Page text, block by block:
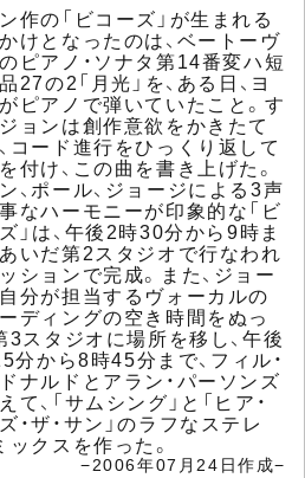
作の「ビコーズ」が生まれる
けとなったのは、ベートーヴ
ピアノ・ソナタ第14番変ハ短
27の2「月光」を、ある日、ヨ
ピアノで弾いていたこと。す
ョンは創作意欲をかきたて
コード進行をひっくり返して
付け、この曲を書き上げた。
、ポール、ジョージによる3声
なハーモニーが印象的な「ビ
」は、午後2時30分から9時ま
いだ第2スタジオで行なわれ
ションで完成。また、ジョー
分が担当するヴォーカルの
ディングの空き時間をぬっ
3スタジオに場所を移し、午後
分から8時45分まで、フィル・
ナルドとアラン・パーソンズ
て、「サムシング」と「ヒア・
・ザ・サン」のラフなステレ
ックスを作った。
−2006年07月24日作成−